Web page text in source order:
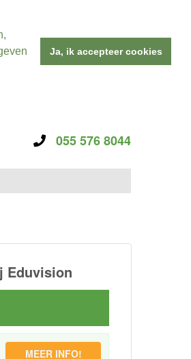
Ja, ik accepteer cookies
055 576 8044
Eduvision
MEER INFO!